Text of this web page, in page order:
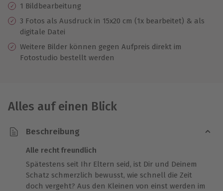
1 Bildbearbeitung
3 Fotos als Ausdruck in 15x20 cm (1x bearbeitet) & als
digitale Datei
Weitere Bilder können gegen Aufpreis direkt im
Fotostudio bestellt werden
Alles auf einen Blick
Beschreibung
Alle recht freundlich
Spätestens seit Ihr Eltern seid, ist Dir und Deinem
Schatz schmerzlich bewusst, wie schnell die Zeit
doch vergeht? Aus den Kleinen von einst werden im